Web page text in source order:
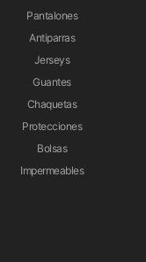
Pantalones
Antiparras
Jerseys
Guantes
Chaquetas
Protecciones
Bolsas
Impermeables